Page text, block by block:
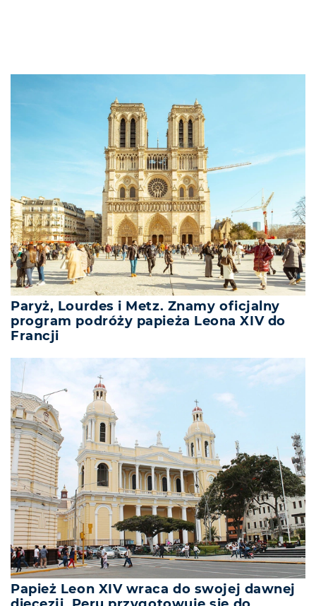
Paryż, Lourdes i Metz. Znamy oficjalny
program podróży papieża Leona XIV do
Francji
Papież Leon XIV wraca do swojej dawnej